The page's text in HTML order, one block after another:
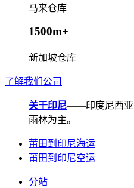
马来仓库
1500m+
新加坡仓库
了解我们公司
关于印尼——印度尼西亚
雨林为主。
莆田到印尼海运
莆田到印尼空运
分站